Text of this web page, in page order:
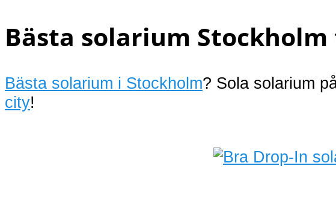
Bästa solarium Stockholm
Bästa solarium i Stockholm? Sola solarium
city!